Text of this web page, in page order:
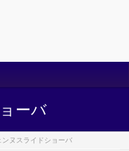
ーバ
ンヌスライドショーバ